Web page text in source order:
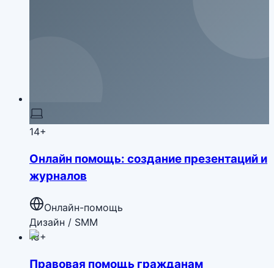
14+
Онлайн помощь: создание презентаций и
журналов
Онлайн-помощь
Дизайн / SMM
18+
Правовая помощь гражданам